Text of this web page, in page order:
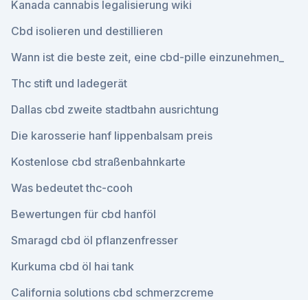
Kanada cannabis legalisierung wiki
Cbd isolieren und destillieren
Wann ist die beste zeit, eine cbd-pille einzunehmen_
Thc stift und ladegerät
Dallas cbd zweite stadtbahn ausrichtung
Die karosserie hanf lippenbalsam preis
Kostenlose cbd straßenbahnkarte
Was bedeutet thc-cooh
Bewertungen für cbd hanföl
Smaragd cbd öl pflanzenfresser
Kurkuma cbd öl hai tank
California solutions cbd schmerzcreme